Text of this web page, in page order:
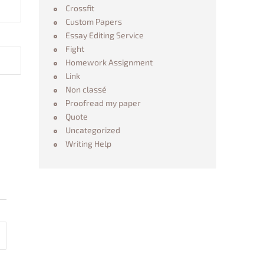
Crossfit
Custom Papers
Essay Editing Service
Fight
Homework Assignment
Link
Non classé
Proofread my paper
Quote
Uncategorized
Writing Help